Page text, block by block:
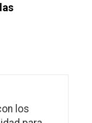
los